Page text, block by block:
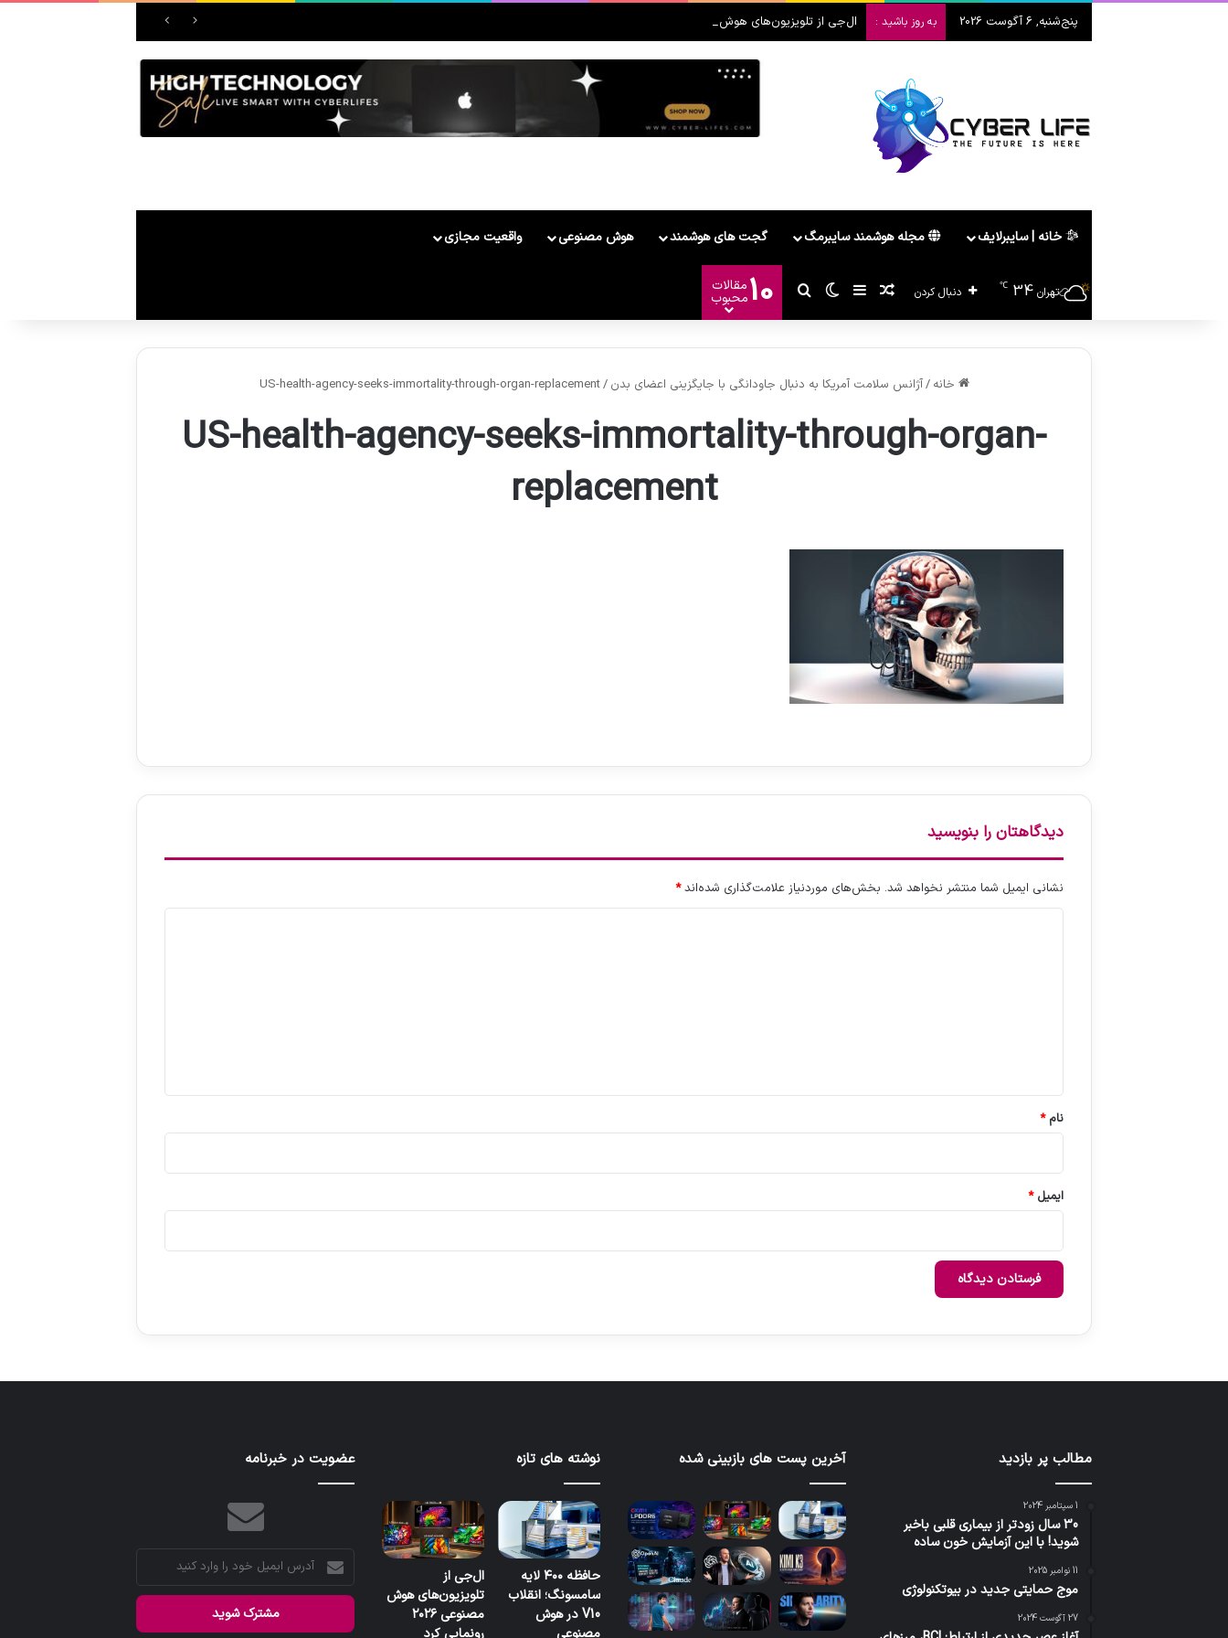
پنج‌شنبه, 6 آگوست 2026 به روز باشید : ال‌جی از تلویزیون‌های هوش مصنوعی ۲۰۲۶ رونمایی کرد
خانه | سایبرلایف مجله هوشمند سایبرمگ گجت های هوشمند هوش مصنوعی واقعیت مجازی
تهران 34
℃ دنبال کردن پیشنهاد هوشمند
سایدبارتغییر پوسته
جستجو برای
10مقالات
محبوب
خانه /آژانس سلامت آمریکا به دنبال جاودانگی با جایگزینی اعضای بدن /
US-health-agency-seeks-immortality-through-organ-replacement
US-health-agency-seeks-immortality-through-organ-
replacement
دیدگاهتان را بنویسید
نشانی ایمیل شما منتشر نخواهد شد. بخش‌های موردنیاز علامت‌گذاری شده‌اند*
نام*
ایمیل*
مطالب پر بازدید
1 سپتامبر 2024
30 سال زودتر از بیماری قلبی باخبر
شوید! با این آزمایش خون ساده
11 نوامبر 2025
موج حمایتی جدید در بیوتکنولوژی
27 آگوست 2024
آخرین پست های بازبینی شده نوشته های تازه
حافظه ۴۰۰ لایه
سامسونگ؛ انقلاب
V10 در هوش
مصنوعی
ال‌جی از
تلویزیون‌های هوش
مصنوعی ۲۰۲۶
رونمایی کرد
عضویت در خبرنامه
آدرس
ایمیل
خود
وارد